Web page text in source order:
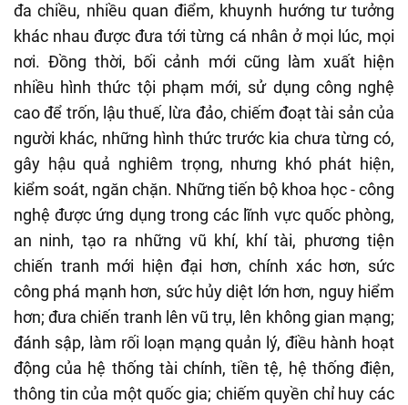
đa chiều, nhiều quan điểm, khuynh hướng tư tưởng
khác nhau được đưa tới từng cá nhân ở mọi lúc, mọi
nơi. Đồng thời, bối cảnh mới cũng làm xuất hiện
nhiều hình thức tội phạm mới, sử dụng công nghệ
cao để trốn, lậu thuế, lừa đảo, chiếm đoạt tài sản của
người khác, những hình thức trước kia chưa từng có,
gây hậu quả nghiêm trọng, nhưng khó phát hiện,
kiểm soát, ngăn chặn. Những tiến bộ khoa học - công
nghệ được ứng dụng trong các lĩnh vực quốc phòng,
an ninh, tạo ra những vũ khí, khí tài, phương tiện
chiến tranh mới hiện đại hơn, chính xác hơn, sức
công phá mạnh hơn, sức hủy diệt lớn hơn, nguy hiểm
hơn; đưa chiến tranh lên vũ trụ, lên không gian mạng;
đánh sập, làm rối loạn mạng quản lý, điều hành hoạt
động của hệ thống tài chính, tiền tệ, hệ thống điện,
thông tin của một quốc gia; chiếm quyền chỉ huy các